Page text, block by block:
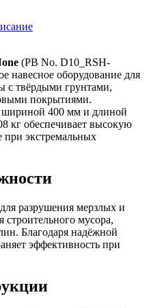
(PB No. D10_RSH-
навесное оборудование для
с твёрдыми грунтами,
покрытиями.
400 мм и длиной
кг обеспечивает высокую
при экстремальных
разрушения мерзлых и
строительного мусора,
Благодаря надёжной
эффективность при